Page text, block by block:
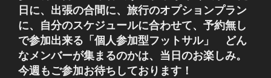
日に、出張の合間に、旅行のオプションプラン
に、自分のスケジュールに合わせて、予約無し
で参加出来る「個人参加型フットサル」 どん
なメンバーが集まるのかは、当日のお楽しみ。
今週もご参加お待ちしております！